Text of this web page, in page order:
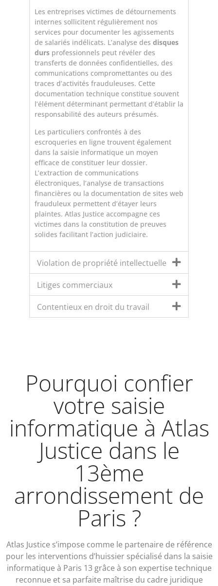
Les entreprises victimes de détournements
internes sollicitent régulièrement nos
services pour documenter les agissements
de salariés indélicats. L’analyse des disques
durs professionnels peut révéler des
transferts de données confidentielles, des
communications compromettantes ou des
traces d’activités frauduleuses. Cette
documentation technique constitue souvent
l’élément déterminant permettant d’établir la
responsabilité des auteurs présumés.
Les particuliers confrontés à des
escroqueries en ligne trouvent également
dans la saisie informatique un moyen
efficace de constituer leur dossier.
L’extraction de communications
électroniques, l’analyse de transactions
financières ou la documentation de sites web
frauduleux permettent d’étayer leurs
plaintes. Atlas Justice accompagne ces
victimes dans la constitution de preuves
solides facilitant l’action judiciaire.
Violation de propriété intellectuelle
Litiges commerciaux
Contentieux en droit du travail
Pourquoi confier
votre saisie
informatique à Atlas
Justice dans le
13ème
arrondissement de
Paris ?
Atlas Justice s’impose comme le partenaire de référence
pour les interventions d’huissier spécialisé dans la saisie
informatique à Paris 13 grâce à son expertise technique
reconnue et sa parfaite maîtrise du cadre juridique